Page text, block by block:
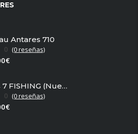
Antares 710
0 (0 reseñas)
Antares 7 FISHING (Nuevo en stock)
0 (0 reseñas)